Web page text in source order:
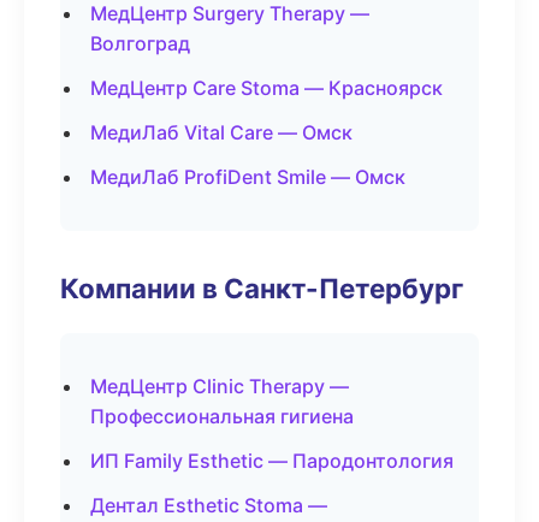
МедЦентр Surgery Therapy —
Волгоград
МедЦентр Care Stoma — Красноярск
МедиЛаб Vital Care — Омск
МедиЛаб ProfiDent Smile — Омск
Компании в Санкт-Петербург
МедЦентр Clinic Therapy —
Профессиональная гигиена
ИП Family Esthetic — Пародонтология
Дентал Esthetic Stoma —